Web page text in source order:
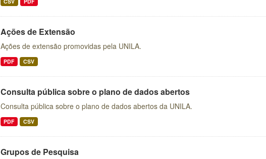
Ações de Extensão
Ações de extensão promovidas pela UNILA.
PDF CSV
Consulta pública sobre o plano de dados abertos
Consulta pública sobre o plano de dados abertos da UNILA.
PDF CSV
Grupos de Pesquisa